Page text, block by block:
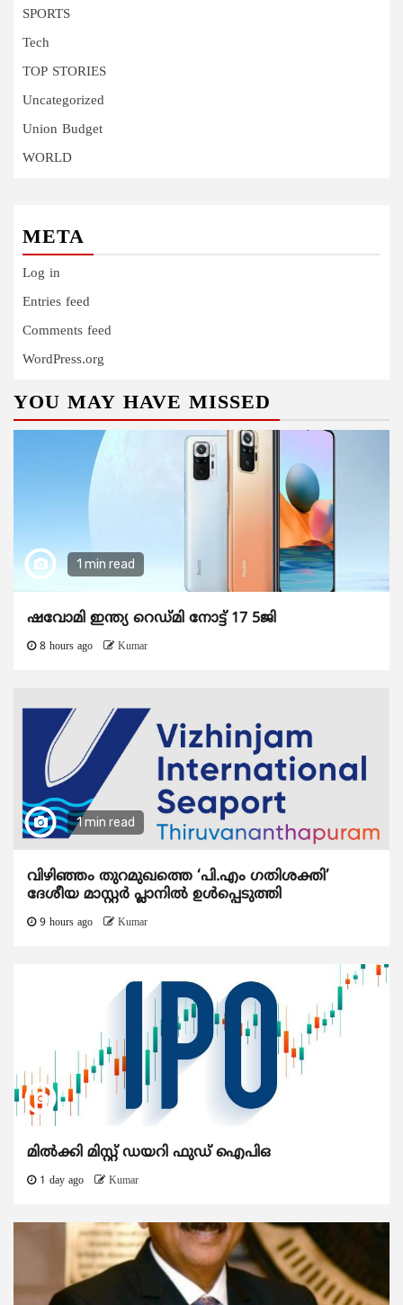
SPORTS
Tech
TOP STORIES
Uncategorized
Union Budget
WORLD
META
Log in
Entries feed
Comments feed
WordPress.org
YOU MAY HAVE MISSED
1 min read
ഷവോമി ഇന്ത്യ റെഡ്മി നോട്ട് 17 5ജി
8 hours ago Kumar
1 min read
വിഴിഞ്ഞം തുറമുഖത്തെ ‘പി.എം ഗതിശക്തി’
ദേശീയ മാസ്റ്റർ പ്ലാനിൽ ഉൾപ്പെടുത്തി
9 hours ago Kumar
മിൽക്കി മിസ്റ്റ് ഡയറി ഫുഡ് ഐപിഒ
1 day ago Kumar